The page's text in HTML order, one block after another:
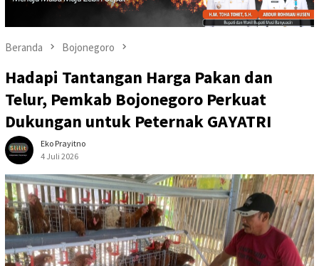
Beranda Bojonegoro
Hadapi Tantangan Harga Pakan dan
Telur, Pemkab Bojonegoro Perkuat
Dukungan untuk Peternak GAYATRI
Eko Prayitno
4 Juli 2026